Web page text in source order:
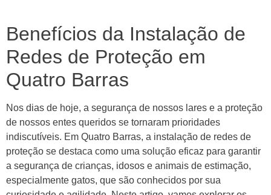
Benefícios da Instalação de
Redes de Proteção em
Quatro Barras
Nos dias de hoje, a segurança de nossos lares e a proteção
de nossos entes queridos se tornaram prioridades
indiscutíveis. Em Quatro Barras, a instalação de redes de
proteção se destaca como uma solução eficaz para garantir
a segurança de crianças, idosos e animais de estimação,
especialmente gatos, que são conhecidos por sua